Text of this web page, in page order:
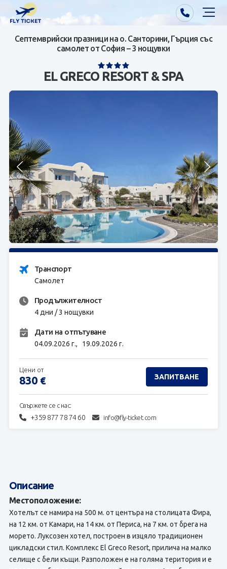
Почивки от Варна
Почивки от София/Пловдив/Бургас
Визи
Контакти
За нас
ЗАПИТВАНЕ
Септемврийски празници на о. Санторини, Гърция със
самолет от София – 3 нощувки
EL GRECO RESORT & SPA
Транспорт
Самолет
Продължителност
4 дни / 3 нощувки
Дати на отпътуване
04.09.2026 г., 19.09.2026 г.
Свържете се с нас:
+359 877 78 74 60 info@fly-ticket.com
Цени от
830 € ЗАПИТВАНЕ
Описание
Местоположение:
Хотелът се намира на 500 м. от центъра на столицата Фира,
на 12 км. от Камари, на 14 км. от Периса, на 7 км. от брега на
морето. Луксозен хотел, построен в изцяло традиционен
цикладски стил. Комплекс El Greco Resort, прилича на малко
селище с бели къщи. Разположен е на голяма територия и е